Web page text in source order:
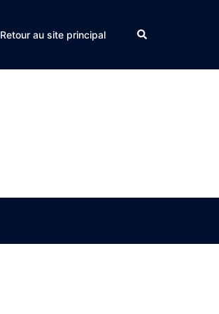
Retour au site principal Search